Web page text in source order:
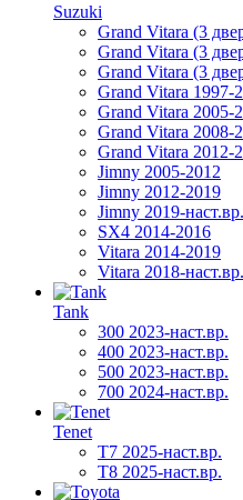
Suzuki
Grand Vitara (3
Grand Vitara (3
Grand Vitara (3
Grand Vitara 1997-
Grand Vitara 2005-
Grand Vitara 2008-
Grand Vitara 2012-
Jimny 2005-2012
Jimny 2012-2019
Jimny 2019-наст.вр.
SX4 2014-2016
Vitara 2014-2019
Vitara 2018-наст.вр.
Tank
300 2023-наст.вр.
400 2023-наст.вр.
500 2023-наст.вр.
700 2024-наст.вр.
Tenet
T7 2025-наст.вр.
T8 2025-наст.вр.